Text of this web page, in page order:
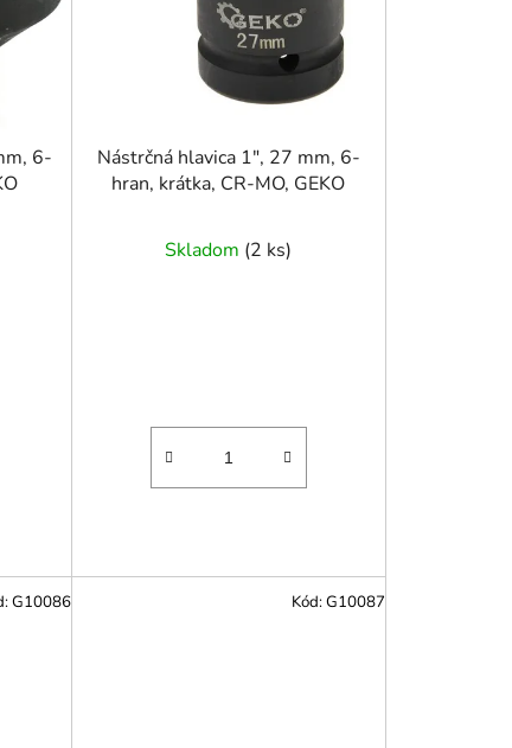
o
v
6-
Nástrčná hlavica 1", 27 mm, 6-
hran, krátka, CR-MO, GEKO
Skladom (2 ks)
G10086 Kód:G10087